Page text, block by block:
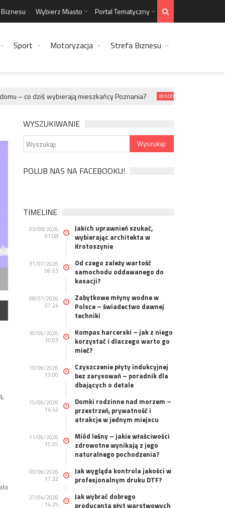
Wybierz Miasto Portal Tematyczny
Sport Motoryzacja Strefa Biznesu
– co dziś wybierają mieszkańcy Poznania? WIADOMOŚCI
WYSZUKIWANIE
POLUB NAS NA FACEBOOKU!
TIMELINE
03/08/2026
07:08
Jakich uprawnień szukać,
wybierając architekta w
Krotoszynie
31/07/2026
06:53
Od czego zależy wartość
samochodu oddawanego do
kasacji?
08/07/2026
07:24
Zabytkowe młyny wodne w
Polsce – świadectwo dawnej
techniki
30/06/2026
10:03
Kompas harcerski – jak z niego
korzystać i dlaczego warto go
mieć?
19/06/2026
13:00
Czyszczenie płyty indukcyjnej
bez zarysowań – poradnik dla
dbających o detale
15/06/2026
14:42
Domki rodzinne nad morzem –
przestrzeń, prywatność i
atrakcje w jednym miejscu
11/06/2026
15:05
Miód leśny – jakie właściwości
zdrowotne wynikają z jego
naturalnego pochodzenia?
09/06/2026
17:32
Jak wygląda kontrola jakości w
profesjonalnym druku DTF?
27/04/2026
14:25
Jak wybrać dobrego
producenta płyt warstwowych